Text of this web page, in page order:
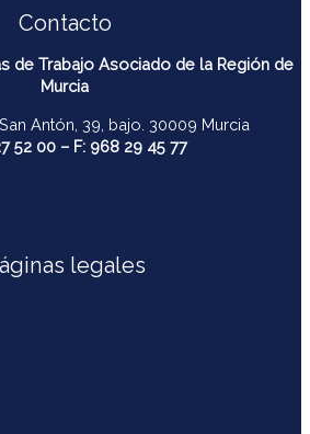
Contacto
de Trabajo Asociado de la Región de
Murcia
Antón, 39, bajo. 30009 Murcia
52 00 – F: 968 29 45 77
legales